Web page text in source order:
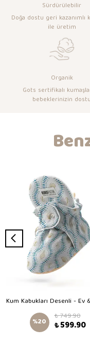
Sürdürülebilir
Doğa dostu geri kazanımlı
ile üretim
Organik
Gots sertifikalı
bebeklerinizin dostu
%20 ₺ 749.90
₺ 599.90